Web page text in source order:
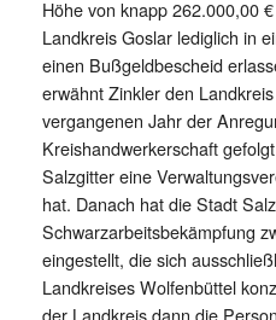
Höhe von knapp 262.000,00
Landkreis Goslar lediglich in
einen Bußgeldbescheid
erwähnt Zinkler den
vergangenen Jahr der
Kreishandwerkerschaft
Salzgitter eine
hat. Danach hat die Stadt
Schwarzarbeitsbekämpfung
eingestellt, die sich
Landkreises Wolfenbüttel
der Landkreis dann die